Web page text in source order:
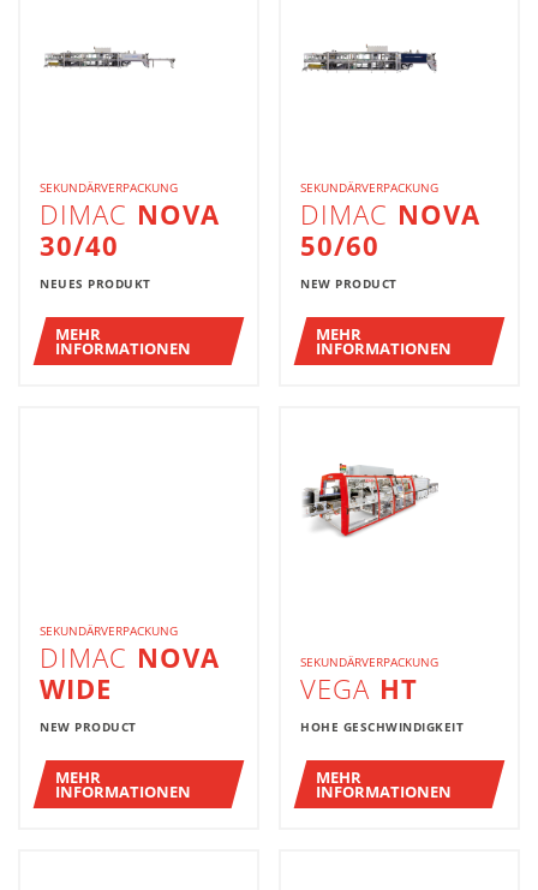
SEKUNDÄRVERPACKUNG
DIMAC NOVA
30/40
NEUES PRODUKT
MEHR
INFORMATIONEN
SEKUNDÄRVERPACKUNG
DIMAC NOVA
50/60
NEW PRODUCT
MEHR
INFORMATIONEN
SEKUNDÄRVERPACKUNG
DIMAC NOVA
WIDE
NEW PRODUCT
MEHR
INFORMATIONEN
SEKUNDÄRVERPACKUNG
VEGA HT
HOHE GESCHWINDIGKEIT
MEHR
INFORMATIONEN